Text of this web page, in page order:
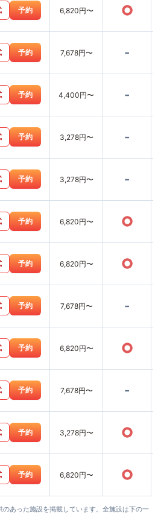
予約 6,820円〜 ○
予約 7,678円〜 -
予約 4,400円〜 -
予約 3,278円〜 -
予約 3,278円〜 -
予約 6,820円〜 ○
予約 6,820円〜 ○
予約 7,678円〜 -
予約 6,820円〜 ○
予約 7,678円〜 -
予約 3,278円〜 ○
予約 6,820円〜 ○
あった施設を掲載しています。全施設は下の一